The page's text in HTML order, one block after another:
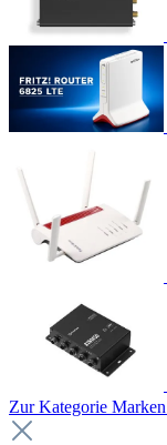
Zur Kategorie Marken